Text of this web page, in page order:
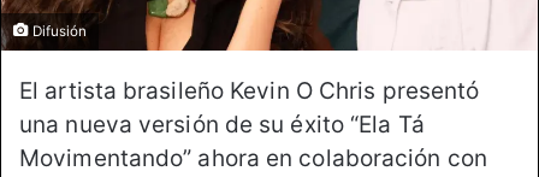
Difusión
El artista brasileño Kevin O Chris presentó
una nueva versión de su éxito “Ela Tá
Movimentando” ahora en colaboración con